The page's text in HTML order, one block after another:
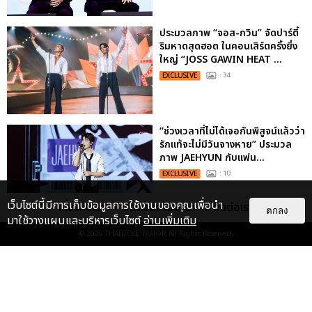
ประมวลภาพ “จอส-กวิน” จัดปาร์ตี้
ริมหาดสุดฮอต ในคอนเสิร์ตครั้งยิ่ง
ใหญ่ “JOSS GAWIN HEAT ...
EXCLUSIVE : 34
“ช่วงเวลาที่ไม่ได้เจอกันพิสูจน์แล้วว่า
รักแท้จะไม่มีวันจางหาย” ประมวล
ภาพ JAEHYUN กับแฟน...
EXCLUSIVE : 10
เกี่ยวกับเรา ติดต่อลงโฆษณา ติดต่อเรา
© 2026 THAITICKETMAJOR All Rights Reserved.
เว็บไซต์นี้มีการเก็บข้อมูลการใช้งานของคุณเพื่อนำ
มาใช้วางแผนและบริหารเว็บไซต์อ่านเพิ่มเติม
ตกลง